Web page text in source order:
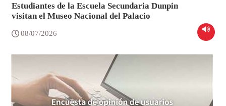
Estudiantes de la Escuela Secundaria Dunpin
visitan el Museo Nacional del Palacio
08/07/2026